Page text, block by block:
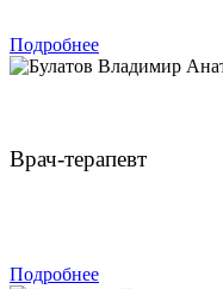
Подробнее
Врач-терапевт
Подробнее